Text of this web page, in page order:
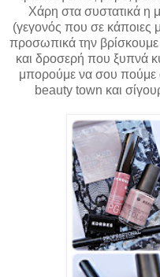
Χάρη στα συστατικά η
(γεγονός που σε κάποιες
προσωπικά την
και δροσερή που ξυπνά
μπορούμε να σου πούμε
beauty town και